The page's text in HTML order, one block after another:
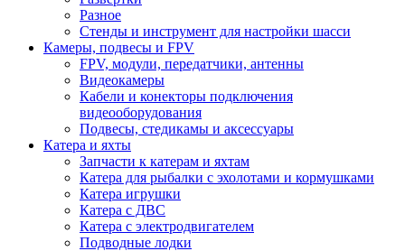
Разное
Стенды и инструмент для настройки шасси
Камеры, подвесы и FPV
FPV, модули, передатчики, антенны
Видеокамеры
Кабели и конекторы подключения
видеооборудования
Подвесы, стедикамы и аксессуары
Катера и яхты
Запчасти к катерам и яхтам
Катера для рыбалки с эхолотами и кормушками
Катера игрушки
Катера с ДВС
Катера с электродвигателем
Подводные лодки